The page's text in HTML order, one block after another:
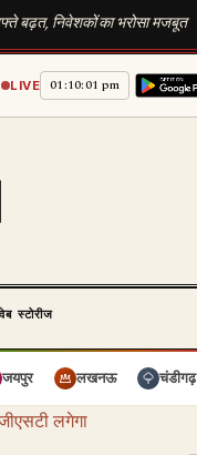
बढ़त, निवेशकों का भरोसा मजबूत
LIVE 01:10:02 pm
वेब स्टोरीज
जयपुर लखनऊ चंडीगढ़
लगेगा